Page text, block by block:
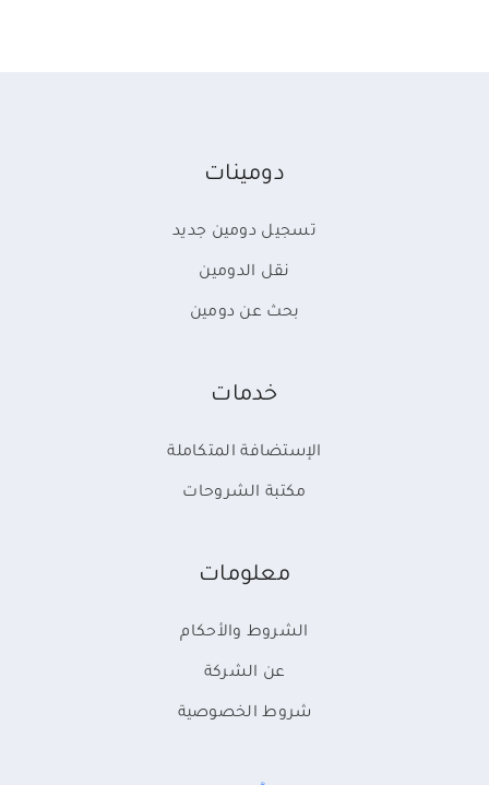
دومينات
تسجيل دومين جديد
نقل الدومين
بحث عن دومين
خدمات
الإستضافة المتكاملة
مكتبة الشروحات
معلومات
الشروط والأحكام
عن الشركة
شروط الخصوصية